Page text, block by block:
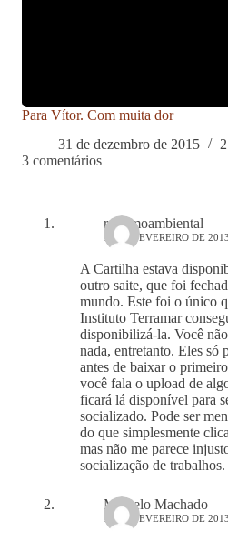
Para Vítor. Com muita dor
31 de dezembro de 2015
3 comentários
racismoambiental
14 DE FEVEREIRO DE
A Cartilha estava
outro saite, que foi
mundo. Este foi o único
Instituto Terramar
disponibilizá-la. Você
nada, entretanto. Eles só
antes de baixar o
você fala o upload de
ficará lá disponível para
socializado. Pode ser
do que simplesmente
mas não me parece
socialização de trabalhos.
Marcelo Machado
13 DE FEVEREIRO DE